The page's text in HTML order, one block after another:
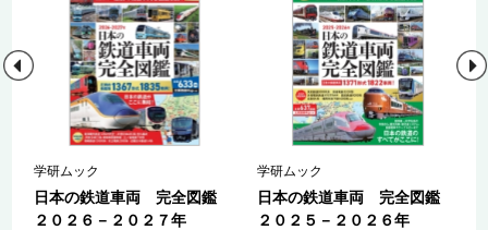
学研ムック
日本の鉄道車両 完全図鑑
２０２６－２０２７年
学研ムック
日本の鉄道車両 完全図鑑
２０２５－２０２６年